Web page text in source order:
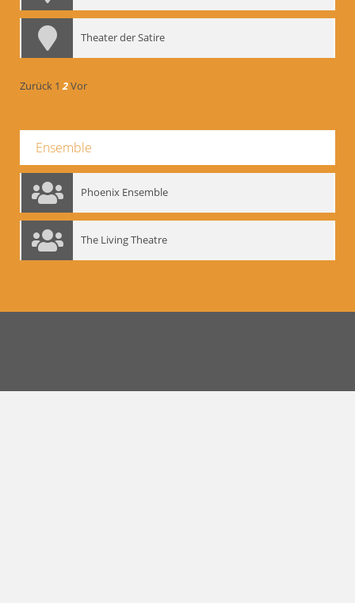
Theater der Satire
Zurück 1 2Vor
Ensemble
Phoenix Ensemble
The Living Theatre